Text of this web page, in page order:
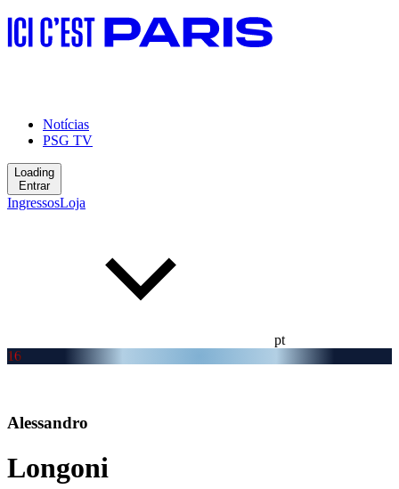
Notícias
PSG TV
Loading
Entrar
IngressosLoja
pt
16
Alessandro
Longoni